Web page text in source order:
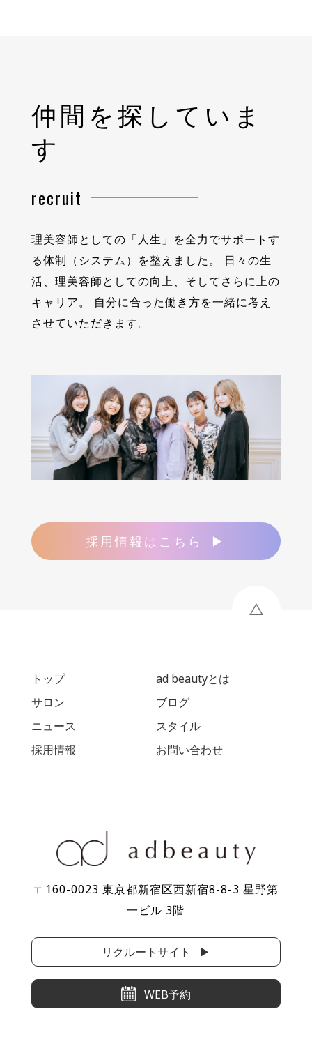
仲間を探していま
す
recruit
理美容師としての「⼈⽣」を全⼒でサポートす
る体制（システム）を整えました。
⽇々の⽣
活、理美容師としての向上、そしてさらに上の
キャリア。
⾃分に合った働き⽅を⼀緒に考え
させていただきます。
採用情報はこちら
トップ
ad beautyとは
サロン
ブログ
ニュース
スタイル
採用情報
お問い合わせ
〒160-0023 東京都新宿区⻄新宿8-8-3 星野第
⼀ビル 3階
リクルートサイト
WEB予約